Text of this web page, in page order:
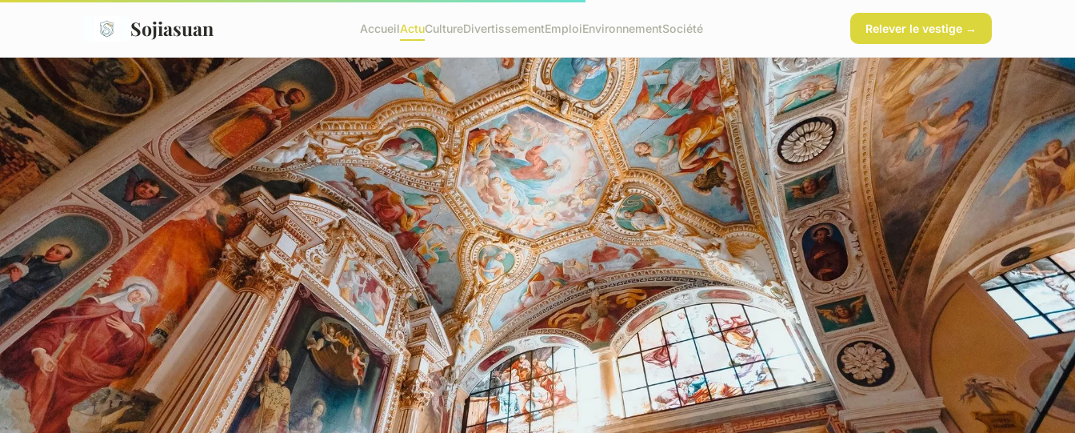
Sojiasuan AccueilActuCultureDivertissementEmploiEnvironnementSociété Relever le vestige →